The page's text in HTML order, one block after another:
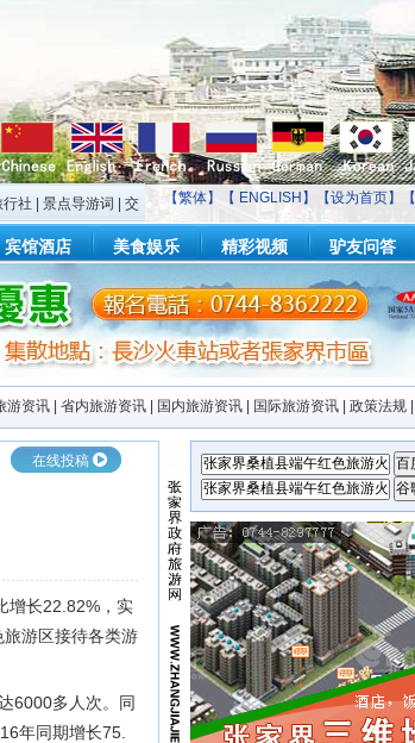
【繁体】【 ENGLISH 】【设为首页】【
行社 景点导游词
交
宾馆酒店 美食娱乐 精彩视频 驴友问答
游资讯 省内旅游资讯 国内旅游资讯 国际旅游资讯 政策法规
在线投稿
增长22.82%，实
游区接待各类游
6000多人次。同
年同期增长75.